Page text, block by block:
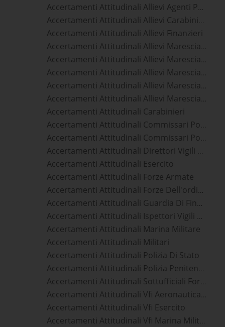
Accertamenti Attitudinali Allievi Agenti Polizia Penitenziaria
Accertamenti Attitudinali Allievi Carabinieri
Accertamenti Attitudinali Allievi Finanzieri
Accertamenti Attitudinali Allievi Marescialli Aeronautica Militare
Accertamenti Attitudinali Allievi Marescialli Carabinieri
Accertamenti Attitudinali Allievi Marescialli Esercito
Accertamenti Attitudinali Allievi Marescialli Guardia Di Finanza
Accertamenti Attitudinali Allievi Marescialli Marina Militare
Accertamenti Attitudinali Carabinieri
Accertamenti Attitudinali Commissari Polizia Di Stato
Accertamenti Attitudinali Commissari Polizia Penitenziaria
Accertamenti Attitudinali Direttori Vigili Del Fuoco
Accertamenti Attitudinali Esercito
Accertamenti Attitudinali Forze Armate
Accertamenti Attitudinali Forze Dell'ordine
Accertamenti Attitudinali Guardia Di Finanza
Accertamenti Attitudinali Ispettori Vigili Del Fuoco
Accertamenti Attitudinali Marina Militare
Accertamenti Attitudinali Militari
Accertamenti Attitudinali Polizia Di Stato
Accertamenti Attitudinali Polizia Penitenziaria
Accertamenti Attitudinali Sottufficiali Forze Armate
Accertamenti Attitudinali Vfi Aeronautica Militare
Accertamenti Attitudinali Vfi Esercito
Accertamenti Attitudinali Vfi Marina Militare